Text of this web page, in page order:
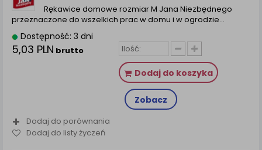
Rękawice domowe rozmiar M Jana Niezbędnego
przeznaczone do wszelkich prac w domu i w ogrodzie…
Dostępność: 3 dni
5,03 PLN brutto
Dodaj do koszyka
Zobacz
Dodaj do porównania
Dodaj do listy życzeń